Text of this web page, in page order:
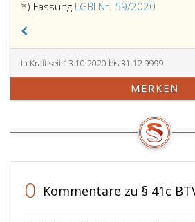
*) Fassung LGBl.Nr. 59/2020
In Kraft seit 13.10.2020 bis 31.12.9999
MERKEN
0 Kommentare zu § 41c